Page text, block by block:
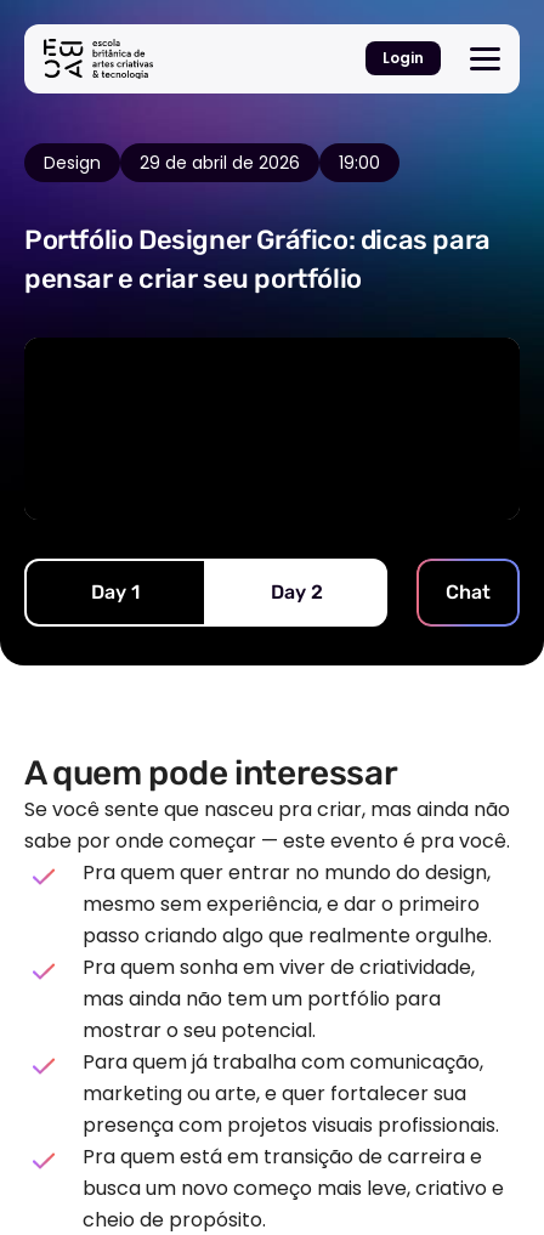
Login
Design 29 de abril de 2026 19:00
Portfólio Designer Gráfico: dicas para
pensar e criar seu portfólio
Day 1 Day 2 Chat
A quem pode interessar
Se você sente que nasceu pra criar, mas ainda não
sabe por onde começar — este evento é pra você.
Pra quem quer entrar no mundo do design,
mesmo sem experiência, e dar o primeiro
passo criando algo que realmente orgulhe.
Pra quem sonha em viver de criatividade,
mas ainda não tem um portfólio para
mostrar o seu potencial.
Para quem já trabalha com comunicação,
marketing ou arte, e quer fortalecer sua
presença com projetos visuais profissionais.
Pra quem está em transição de carreira e
busca um novo começo mais leve, criativo e
cheio de propósito.